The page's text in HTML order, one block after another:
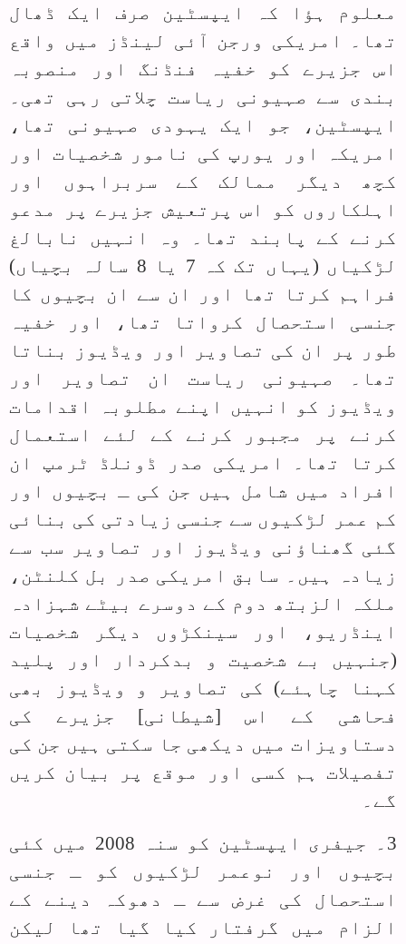
معلوم ہؤا کہ ایپسٹین صرف ایک ڈھال
تھا۔ امریکی ورجن آئی لینڈز میں واقع
اس جزیرے کو خفیہ فنڈنگ اور منصوبہ
بندی سے صہیونی ریاست چلاتی رہی تھی۔
ایپسٹین، جو ایک یہودی صہیونی تھا،
امریکہ اور یورپ کی نامور شخصیات اور
کچھ دیگر ممالک کے سربراہوں اور
اہلکاروں کو اس پرتعیش جزیرے پر مدعو
کرنے کے پابند تھا۔ وہ انہیں نابالغ
لڑکیاں (یہاں تک کہ 7 یا 8 سالہ بچیاں)
فراہم کرتا تھا اور ان سے ان بچیوں کا
جنسی استحصال کرواتا تھا، اور خفیہ
طور پر ان کی تصاویر اور ویڈیوز بناتا
تھا۔ صہیونی ریاست ان تصاویر اور
ویڈیوز کو انہیں اپنے مطلوبہ اقدامات
کرنے پر مجبور کرنے کے لئے استعمال
کرتا تھا۔ امریکی صدر ڈونلڈ ٹرمپ ان
افراد میں شامل ہیں جن کی ـ بچیوں اور
کم عمر لڑکیوں سے جنسی زیادتی کی بنائی
گئی گھناؤنی ویڈیوز اور تصاویر سب سے
زیادہ ہیں۔ سابق امریکی صدر بل کلنٹن،
ملکہ الزبتھ دوم کے دوسرے بیٹے شہزادہ
اینڈریو، اور سینکڑوں دیگر شخصیات
(جنہیں بے شخصیت و بدکردار اور پلید
کہنا چاہئے) کی تصاویر و ویڈیوز بھی
فحاشی کے اس [شیطانی] جزیرے کی
دستاویزات میں دیکھی جا سکتی ہیں جن کی
تفصیلات ہم کسی اور موقع پر بیان کریں
گے۔
3۔ جیفری ایپسٹین کو سنہ 2008 میں کئی
بچیوں اور نوعمر لڑکیوں کو ـ جنسی
استحصال کی غرض سے ـ دھوکہ دینے کے
الزام میں گرفتار کیا گیا تھا لیکن